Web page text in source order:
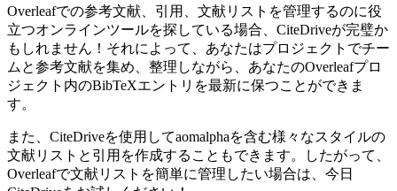
Overleafでの参考文献、引用、文献リストを管理するのに役
立つオンラインツールを探している場合、CiteDriveが完璧か
もしれません！それによって、あなたはプロジェクトでチー
ムと参考文献を集め、整理しながら、あなたのOverleafプロ
ジェクト内のBibTeXエントリを最新に保つことができま
す。
また、CiteDriveを使用してaomalphaを含む様々なスタイルの
文献リストと引用を作成することもできます。したがって、
Overleafで文献リストを簡単に管理したい場合は、今日